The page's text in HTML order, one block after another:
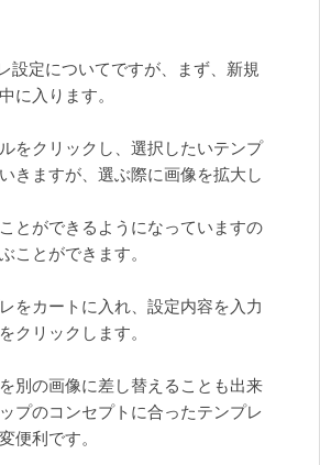
設定についてですが、まず、新規
に入ります。
をクリックし、選択したいテンプ
きますが、選ぶ際に画像を拡大し
とができるようになっていますの
ことができます。
をカートに入れ、設定内容を入力
クリックします。
別の画像に差し替えることも出来
プのコンセプトに合ったテンプレ
便利です。